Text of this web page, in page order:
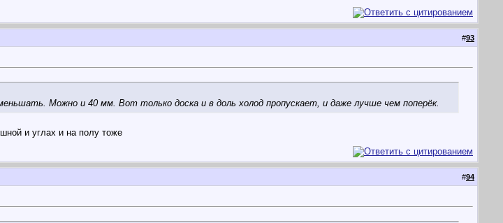
#93
Можно и 40 мм. Вот только доска и в доль холод пропускает, и даже лучше чем поперёк.
и углах и на полу тоже
#94